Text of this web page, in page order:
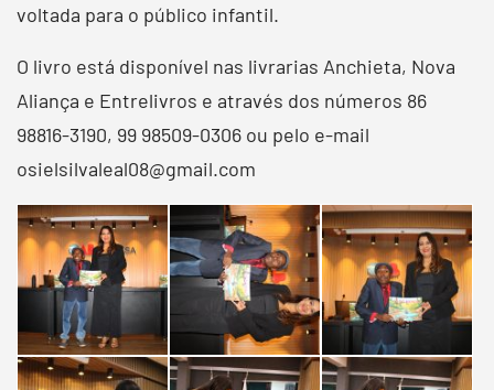
voltada para o público infantil.
O livro está disponível nas livrarias Anchieta, Nova
Aliança e Entrelivros e através dos números 86
98816-3190, 99 98509-0306 ou pelo e-mail
osielsilvaleal08@gmail.com